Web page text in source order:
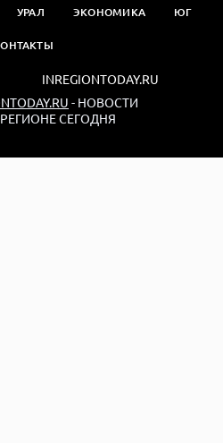
УРАЛ ЭКОНОМИКА ЮГ
- НОВОСТИ
СЕГОДНЯ